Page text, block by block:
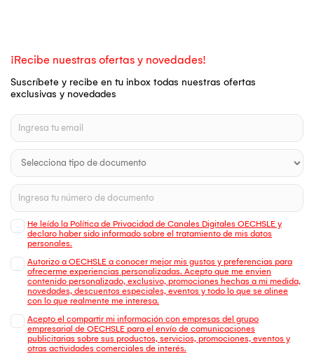
¡Recibe nuestras ofertas y novedades!
Suscríbete y recibe en tu inbox todas nuestras ofertas
exclusivas y novedades
He leído la Política de Privacidad de Canales Digitales OECHSLE y
declaro haber sido informado sobre el tratamiento de mis datos
personales.
Autorizo a OECHSLE a conocer mejor mis gustos y preferencias para
ofrecerme experiencias personalizadas. Acepto que me envien
contenido personalizado, exclusivo, promociones hechas a mi medida,
novedades, descuentos especiales, eventos y todo lo que se alinee
con lo que realmente me interesa.
Acepto el compartir mi información con empresas del grupo
empresarial de OECHSLE para el envío de comunicaciones
publicitarias sobre sus productos, servicios, promociones, eventos y
otras actividades comerciales de interés.